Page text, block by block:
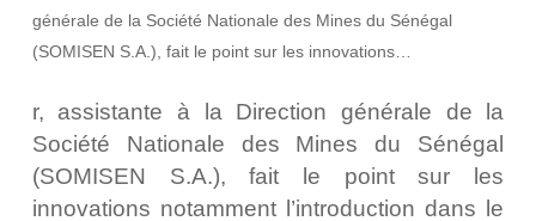
générale de la Société Nationale des Mines du Sénégal
(SOMISEN S.A.), fait le point sur les innovations…
r, assistante à la Direction générale de la
Société Nationale des Mines du Sénégal
(SOMISEN S.A.), fait le point sur les
innovations notamment l’introduction dans le